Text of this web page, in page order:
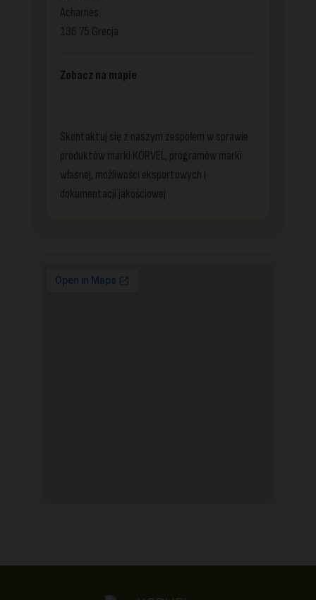
Acharnes
136 75 Grecja
Zobacz na mapie
Skontaktuj się z naszym zespołem w sprawie
produktów marki KORVEL, programów marki
własnej, możliwości eksportowych i
dokumentacji jakościowej.